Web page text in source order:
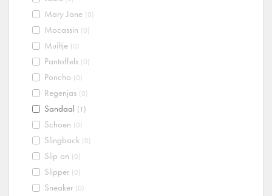
Mary Jane (0)
Mocassin (0)
Muiltje (0)
Pantoffels (0)
Poncho (0)
Regenjas (0)
Sandaal (1)
Schoen (0)
Slingback (0)
Slip on (0)
Slipper (0)
Sneaker (0)